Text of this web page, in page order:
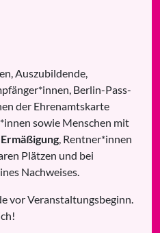
Auszubildende,
Berlin-Pass-
der Ehrenamtskarte
sowie Menschen mit
, Rentner*innen
Plätzen und bei
Nachweises.
vor Veranstaltungsbeginn.